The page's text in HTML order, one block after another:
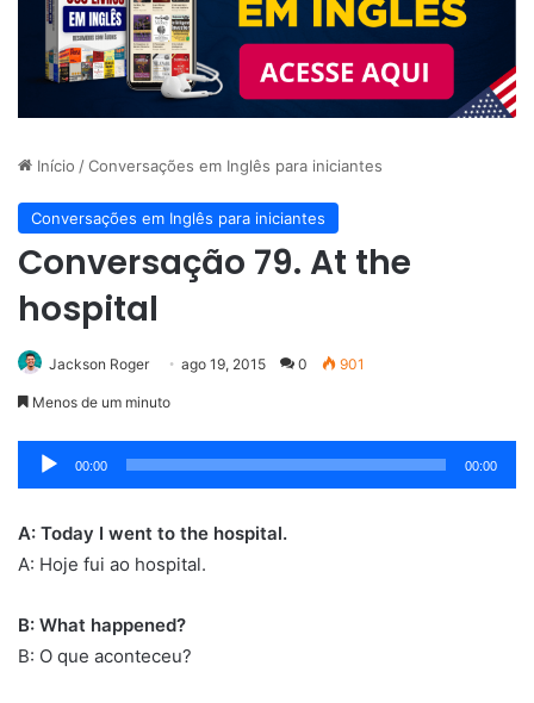
Início /Conversações em Inglês para iniciantes
Conversações em Inglês para iniciantes
Conversação 79. At the
hospital
Jackson Roger ago 19, 2015 0 901
Menos de um minuto
Tocador
de
00:00 00:00
A: Today I went to the hospital.
A: Hoje fui ao hospital.
B: What happened?
B: O que aconteceu?